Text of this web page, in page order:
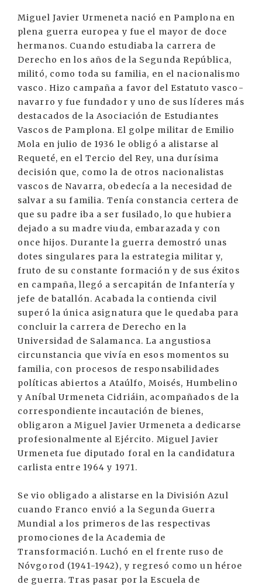
Miguel Javier Urmeneta nació en Pamplona en
plena guerra europea y fue el mayor de doce
hermanos. Cuando estudiaba la carrera de
Derecho en los años de la Segunda República,
militó, como toda su familia, en el nacionalismo
vasco. Hizo campaña a favor del Estatuto vasco-
navarro y fue fundador y uno de sus líderes más
destacados de la Asociación de Estudiantes
Vascos de Pamplona. El golpe militar de Emilio
Mola en julio de 1936 le obligó a alistarse al
Requeté, en el Tercio del Rey, una durísima
decisión que, como la de otros nacionalistas
vascos de Navarra, obedecía a la necesidad de
salvar a su familia. Tenía constancia certera de
que su padre iba a ser fusilado, lo que hubiera
dejado a su madre viuda, embarazada y con
once hijos. Durante la guerra demostró unas
dotes singulares para la estrategia militar y,
fruto de su constante formación y de sus éxitos
en campaña, llegó a sercapitán de Infantería y
jefe de batallón. Acabada la contienda civil
superó la única asignatura que le quedaba para
concluir la carrera de Derecho en la
Universidad de Salamanca. La angustiosa
circunstancia que vivía en esos momentos su
familia, con procesos de responsabilidades
políticas abiertos a Ataúlfo, Moisés, Humbelino
y Aníbal Urmeneta Cidriáin, acompañados de la
correspondiente incautación de bienes,
obligaron a Miguel Javier Urmeneta a dedicarse
profesionalmente al Ejército. Miguel Javier
Urmeneta fue diputado foral en la candidatura
carlista entre 1964 y 1971.
Se vio obligado a alistarse en la División Azul
cuando Franco envió a la Segunda Guerra
Mundial a los primeros de las respectivas
promociones de la Academia de
Transformación. Luchó en el frente ruso de
Nóvgorod (1941-1942), y regresó como un héroe
de guerra. Tras pasar por la Escuela de